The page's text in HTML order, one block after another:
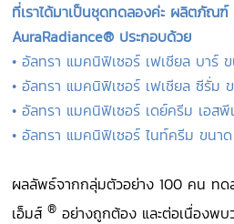
ที่เราได้มาเป็นชุดทดลองค่ะ ผลิตภัณ
AuraRadiance® ประกอบด้วย
• อัลทรา แมคนิฟิเซอร์ เฟเชียล บาร์
• อัลทรา แมคนิฟิเซอร์ เฟเชียล ซีรั่ม
• อัลทรา แมคนิฟิเซอร์ เดย์ครีม เอ
• อัลทรา แมคนิฟิเซอร์ ไนท์ครีม ขนา
ผลลัพธ์จากกลุ่มตัวอย่าง 100 คน ท
เอ็มส์® อย่างถูกต้อง และต่อเนื่องพบ